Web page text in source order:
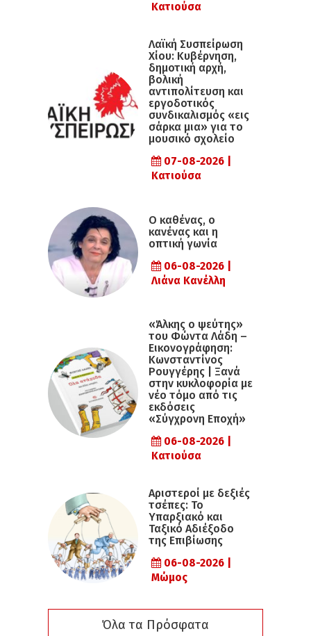
Κατιούσα
Λαϊκή Συσπείρωση
Χίου: Κυβέρνηση,
δημοτική αρχή,
βολική
αντιπολίτευση και
εργοδοτικός
συνδικαλισμός «εις
σάρκα μια» για το
μουσικό σχολείο
07-08-2026 |
Κατιούσα
Ο καθένας, ο
κανένας και η
οπτική γωνία
06-08-2026 |
Λιάνα Κανέλλη
«Άλκης ο ψεύτης»
του Φώντα Λάδη –
Εικονογράφηση:
Κωνσταντίνος
Ρουγγέρης | Ξανά
στην κυκλοφορία με
νέο τόμο από τις
εκδόσεις
«Σύγχρονη Εποχή»
06-08-2026 |
Κατιούσα
Αριστεροί με δεξιές
τσέπες: Το
Υπαρξιακό και
Ταξικό Αδιέξοδο
της Επιβίωσης
06-08-2026 |
Μώμος
Όλα τα Πρόσφατα